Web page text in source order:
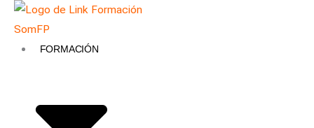
contenidoFORMACIÓN
Búsqueda
productos